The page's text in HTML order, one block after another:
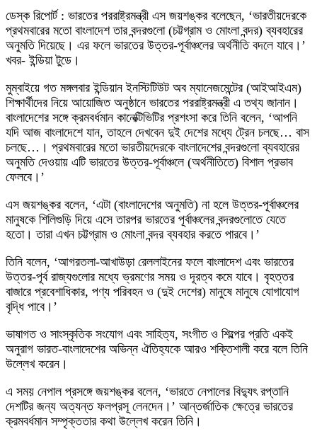
ডেস্ক রিপোর্ট : ভারতের পররাষ্ট্রমন্ত্রী এস জয়শঙ্কর বলেছেন, ‘ভারতীয়দেরকে
প্রথমবারের মতো বাংলাদেশ তার বন্দরগুলো (চট্টগ্রাম ও মোংলা বন্দর) ব্যবহারের
অনুমতি দিয়েছে। এর ফলে ভারতের উত্তর-পূর্বাঞ্চলের অর্থনীতি বদলে যাবে।’
খবর- ইন্ডিয়া টুডে।
মুম্বাইয়ে গত মঙ্গলবার ইন্ডিয়ান ইনস্টিটিউট অব ম্যানেজমেন্টের (আইআইএম)
শিক্ষার্থীদের নিয়ে আয়োজিত অনুষ্ঠানে ভারতের পররাষ্ট্রমন্ত্রী এ তথ্য জানান।
বাংলাদেশের সঙ্গে ক্রমবর্ধমান কানেক্টিভিটির প্রশংসা করে তিনি বলেন, ‘আপনি
যদি আজ বাংলাদেশে যান, তাহলে দেখবেন দুই দেশের মধ্যে ট্রেন চলছে… বাস
চলছে…। প্রথমবারের মতো ভারতীয়দেরকে বাংলাদেশের বন্দরগুলো ব্যবহারের
অনুমতি দেওয়ায় এটি ভারতের উত্তর-পূর্বাঞ্চলে (অর্থনীতিতে) বিশাল প্রভাব
ফেলবে।’
এস জয়শঙ্কর বলেন, ‘এটা (বাংলাদেশের অনুমতি) না হলে উত্তর-পূর্বাঞ্চলের
মানুষকে শিলিগুড়ি দিয়ে এসে তারপর ভারতের পূর্বাঞ্চলের বন্দরগুলোতে যেতে
হতো। তারা এখন চট্টগ্রাম ও মোংলা বন্দর ব্যবহার করতে পারবে।’
তিনি বলেন, ‘আগরতলা-আখাউড়া রেললাইনের ফলে বাংলাদেশ এবং ভারতের
উত্তর-পূর্ব রাজ্যগুলোর মধ্যে ভ্রমণের সময় ও দূরত্ব কমে যাবে। বৃহত্তর
বাজারে প্রবেশাধিকার, পণ্য পরিবহন ও (দুই দেশের) মানুষে মানুষে যোগাযোগ
বৃদ্ধি পাবে।’
ভাষাগত ও সাংস্কৃতিক সংযোগ এবং সাহিত্য, সংগীত ও শিল্পের প্রতি একই
অনুরাগ ভারত-বাংলাদেশের অভিন্ন ঐতিহ্যকে আরও শক্তিশালী করে বলে তিনি
উল্লেখ করেন।
এ সময় নেপাল প্রসঙ্গে জয়শঙ্কর বলেন, ‘ভারতে নেপালের বিদ্যুৎ রপ্তানি
দেশটির জন্য অত্যন্ত ফলপ্রসূ লেনদেন।’ আন্তর্জাতিক ক্ষেত্রে ভারতের
ক্রমবর্ধমান সম্পৃক্ততার কথা উল্লেখ করেন তিনি।